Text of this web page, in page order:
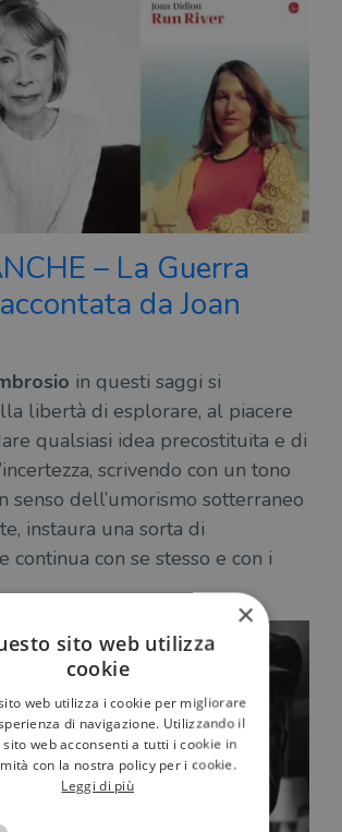
– La Guerra
da Joan
in questi saggi si
libertà di esplorare, al piacere
qualsiasi idea precostituita e di
scrivendo con un tono
senso dell’umorismo sotterraneo
instaura una sorta di
continua con se stesso e con i
×
sito web utilizza
cookie
web utilizza i cookie per migliorare
di navigazione. Utilizzando il
web acconsenti a tutti i cookie in
con la nostra policy per i cookie.
Leggi di più